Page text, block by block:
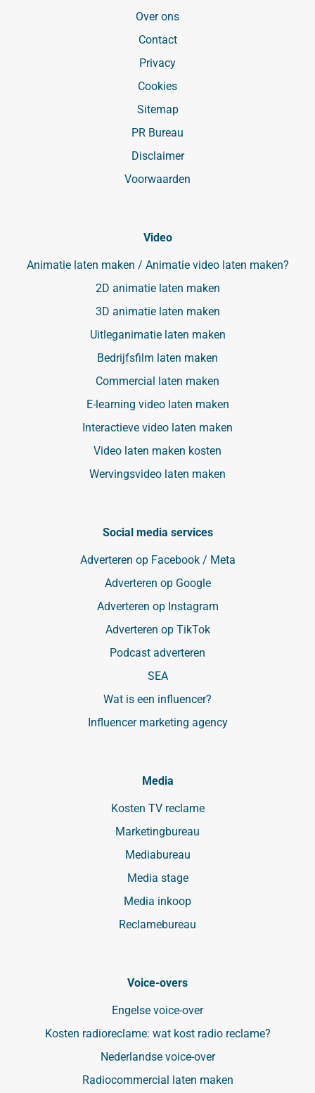
Over ons
Contact
Privacy
Cookies
Sitemap
PR Bureau
Disclaimer
Voorwaarden
Video
Animatie laten maken / Animatie video laten maken?
2D animatie laten maken
3D animatie laten maken
Uitleganimatie laten maken
Bedrijfsfilm laten maken
Commercial laten maken
E-learning video laten maken
Interactieve video laten maken
Video laten maken kosten
Wervingsvideo laten maken
Social media services
Adverteren op Facebook / Meta
Adverteren op Google
Adverteren op Instagram
Adverteren op TikTok
Podcast adverteren
SEA
Wat is een influencer?
Influencer marketing agency
Media
Kosten TV reclame
Marketingbureau
Mediabureau
Media stage
Media inkoop
Reclamebureau
Voice-overs
Engelse voice-over
Kosten radioreclame: wat kost radio reclame?
Nederlandse voice-over
Radiocommercial laten maken